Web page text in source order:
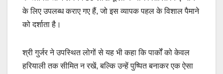
के लिए उपलब्ध कराए गए हैं, जो इस व्यापक पहल के विशाल पैमाने
को दर्शाता है।
श्री गुर्जर ने उपस्थित लोगों से यह भी कहा कि पार्कों को केवल
हरियाली तक सीमित न रखें, बल्कि उन्हें पुष्पित बनाकर एक ऐसा